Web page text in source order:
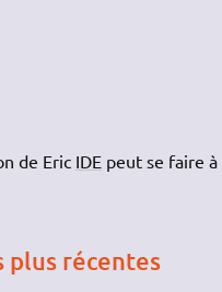
de Eric IDEpeut se faire à
plus récentes